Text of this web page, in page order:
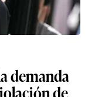
demanda
de